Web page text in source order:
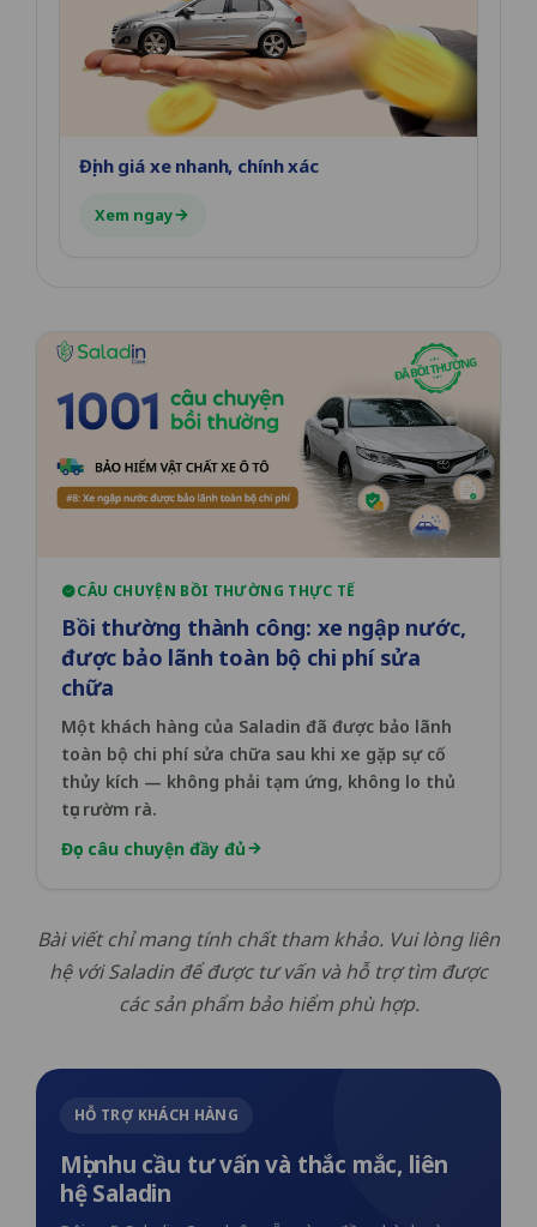
Định giá xe nhanh, chính xác
Xem ngay
CÂU CHUYỆN BỒI THƯỜNG THỰC TẾ
Bồi thường thành công: xe ngập nước,
được bảo lãnh toàn bộ chi phí sửa
chữa
Một khách hàng của Saladin đã được bảo lãnh
toàn bộ chi phí sửa chữa sau khi xe gặp sự cố
thủy kích — không phải tạm ứng, không lo thủ
tục rườm rà.
Đọc câu chuyện đầy đủ
Bài viết chỉ mang tính chất tham khảo. Vui lòng liên
hệ với Saladin để được tư vấn và hỗ trợ tìm được
các sản phẩm bảo hiểm phù hợp.
HỖ TRỢ KHÁCH HÀNG
Mọi nhu cầu tư vấn và thắc mắc, liên
hệ Saladin